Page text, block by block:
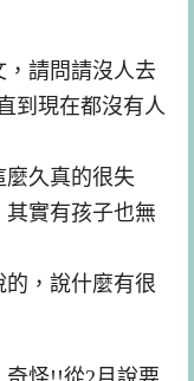
請問請沒人去
到現在都沒有人
久真的很失
實有孩子也無
的，說什麼有很